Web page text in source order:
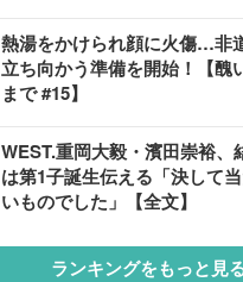
熱湯をかけられ顔に火傷…非
立ち向かう準備を開始！【醜
まで #15】
WEST.重岡大毅・濱田崇裕、
は第1子誕生伝える「決して
いものでした」【全文】
ランキングをもっと見